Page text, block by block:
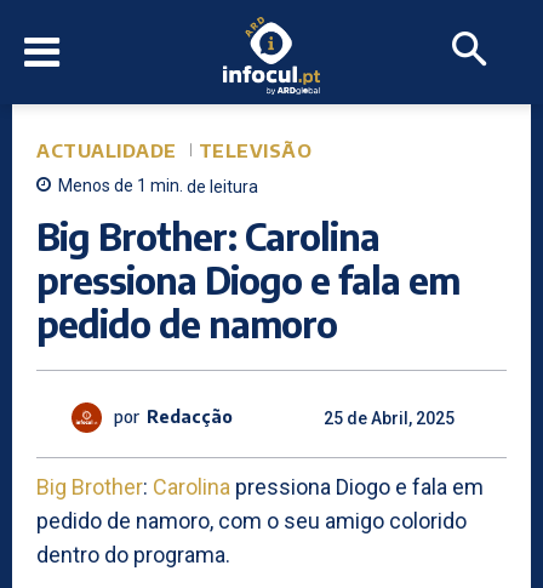
ACTUALIDADE TELEVISÃO
Menos de 1 min. de leitura
Big Brother: Carolina
pressiona Diogo e fala em
pedido de namoro
por Redacção 25 de Abril, 2025
Big Brother: Carolina pressiona Diogo e fala em
pedido de namoro, com o seu amigo colorido
dentro do programa.